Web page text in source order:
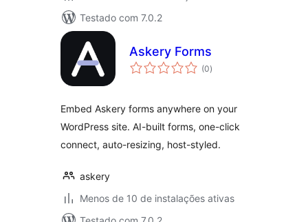
Testado com 7.0.2
Askery Forms
(0total
de
)
Embed Askery forms anywhere on your
WordPress site. AI-built forms, one-click
connect, auto-resizing, host-styled.
askery
Menos de 10 de instalações ativas